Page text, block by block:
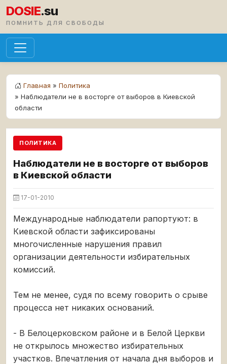
DOSIE.su
ПОМНИТЬ ДЛЯ СВОБОДЫ
Главная » Политика
» Наблюдатели не в восторге от выборов в Киевской
области
ПОЛИТИКА
Наблюдатели не в восторге от выборов
в Киевской области
17-01-2010
Международные наблюдатели рапортуют: в
Киевской области зафиксированы
многочисленные нарушения правил
организации деятельности избирательных
комиссий.
Тем не менее, судя по всему говорить о срыве
процесса нет никаких оснований.
- В Белоцерковском районе и в Белой Церкви
не открылось множество избирательных
участков. Впечатления от начала дня выборов и